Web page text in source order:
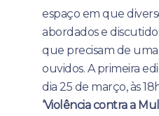
espaço em que
abordados e
que precisam de uma
ouvidos. A primeira
dia 25 de março, às
‘Violência contra a